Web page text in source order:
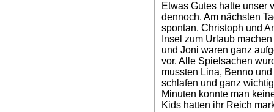
Etwas Gutes hatte unser
dennoch. Am nächsten
spontan. Christoph und
Insel zum Urlaub
und Joni waren ganz
vor. Alle Spielsachen
mussten Lina, Benno
schlafen und ganz
Minuten konnte man
Kids hatten ihr Reich